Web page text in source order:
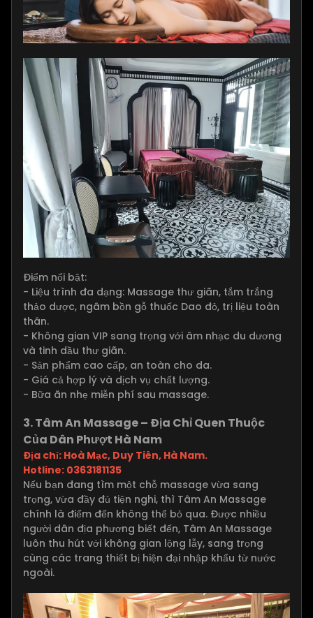
Điểm nổi bật:
- Liệu trình đa dạng: Massage thư giãn, tắm trắng
thảo dược, ngâm bồn gỗ thuốc Dao đỏ, trị liệu toàn
thân.
- Không gian VIP sang trọng với âm nhạc du dương
và tinh dầu thư giãn.
- Sản phẩm cao cấp, an toàn cho da.
- Giá cả hợp lý và dịch vụ chất lượng.
- Bữa ăn nhẹ miễn phí sau massage.
3. Tâm An Massage – Địa Chỉ Quen Thuộc
Của Dân Phượt Hà Nam
Địa chỉ: Hoà Mạc, Duy Tiên, Hà Nam.
Hotline: 0363181135
Nếu bạn đang tìm một chỗ massage vừa sang
trọng, vừa đầy đủ tiện nghi, thì Tâm An Massage
chính là điểm đến không thể bỏ qua. Được nhiều
người dân địa phương biết đến, Tâm An Massage
luôn thu hút với không gian lộng lẫy, sang trọng
cùng các trang thiết bị hiện đại nhập khẩu từ nước
ngoài.